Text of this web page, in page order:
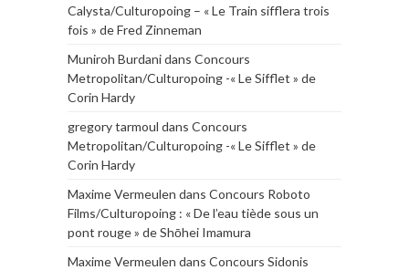
Calysta/Culturopoing – « Le Train sifflera trois
fois » de Fred Zinneman
Muniroh Burdanidans Concours
Metropolitan/Culturopoing -« Le Sifflet » de
Corin Hardy
gregory tarmoul dans Concours
Metropolitan/Culturopoing -« Le Sifflet » de
Corin Hardy
Maxime Vermeulen dans Concours Roboto
Films/Culturopoing : « De l’eau tiède sous un
pont rouge » de Shōhei Imamura
Maxime Vermeulen dans Concours Sidonis